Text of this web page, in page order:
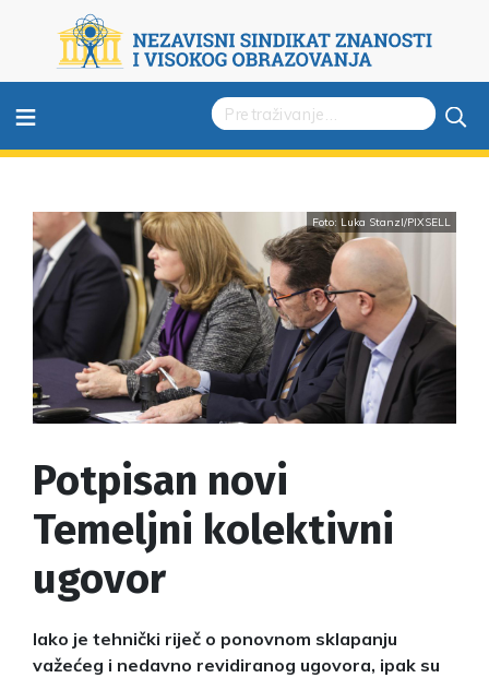
≡
Foto: Luka Stanzl/PIXSELL
Potpisan novi
Temeljni kolektivni
ugovor
Iako je tehnički riječ o ponovnom sklapanju
važećeg i nedavno revidiranog ugovora, ipak su